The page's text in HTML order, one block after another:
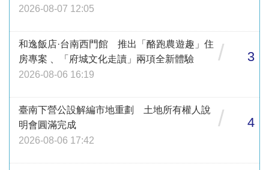
2026-08-07 12:05
和逸飯店·台南西門館 推出「酪跑農遊趣」住
房專案 、「府城文化走讀」兩項全新體驗
2026-08-06 16:19
/ 3
臺南下營公設解編市地重劃 土地所有權人說
明會圓滿完成
2026-08-06 17:42
/ 4